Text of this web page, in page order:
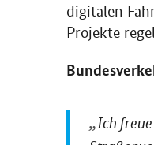
digitalen
Projekte
Ich